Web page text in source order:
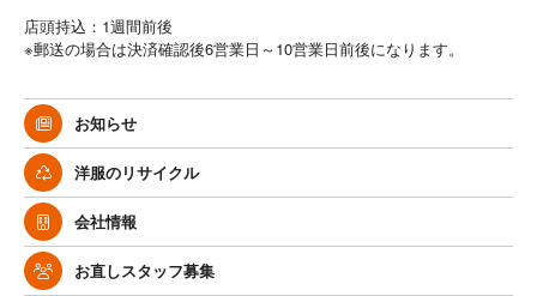
店頭持込：1週間前後
※郵送の場合は決済確認後6営業日～10営業日前後になります。
お知らせ
洋服のリサイクル
会社情報
お直しスタッフ募集